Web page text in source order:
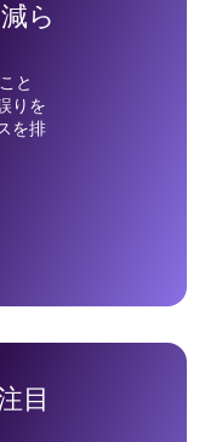
ら
と
りを
を排
目